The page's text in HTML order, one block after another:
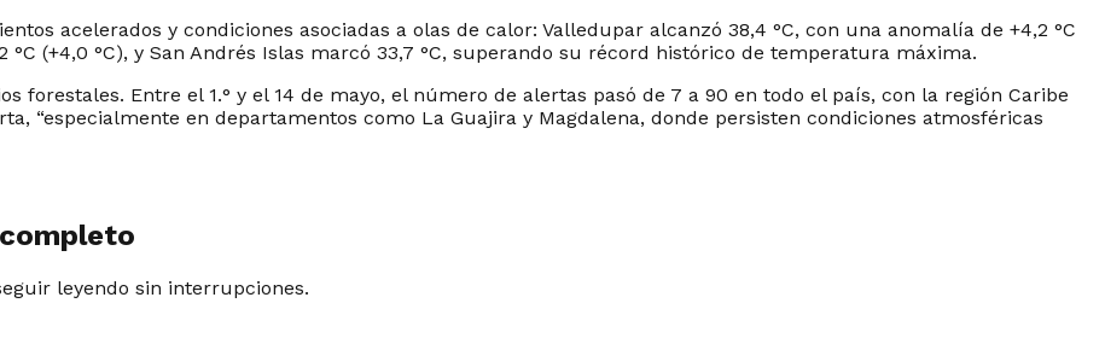
acelerados y condiciones asociadas a olas de calor: Valledupar alcanzó 38,4 °C, con una anomalía de +4,2 °C
(+4,0 °C), y San Andrés Islas marcó 33,7 °C, superando su récord histórico de temperatura máxima.
forestales. Entre el 1.° y el 14 de mayo, el número de alertas pasó de 7 a 90 en todo el país, con la región Caribe
“especialmente en departamentos como La Guajira y Magdalena, donde persisten condiciones atmosféricas
leyendo sin interrupciones.